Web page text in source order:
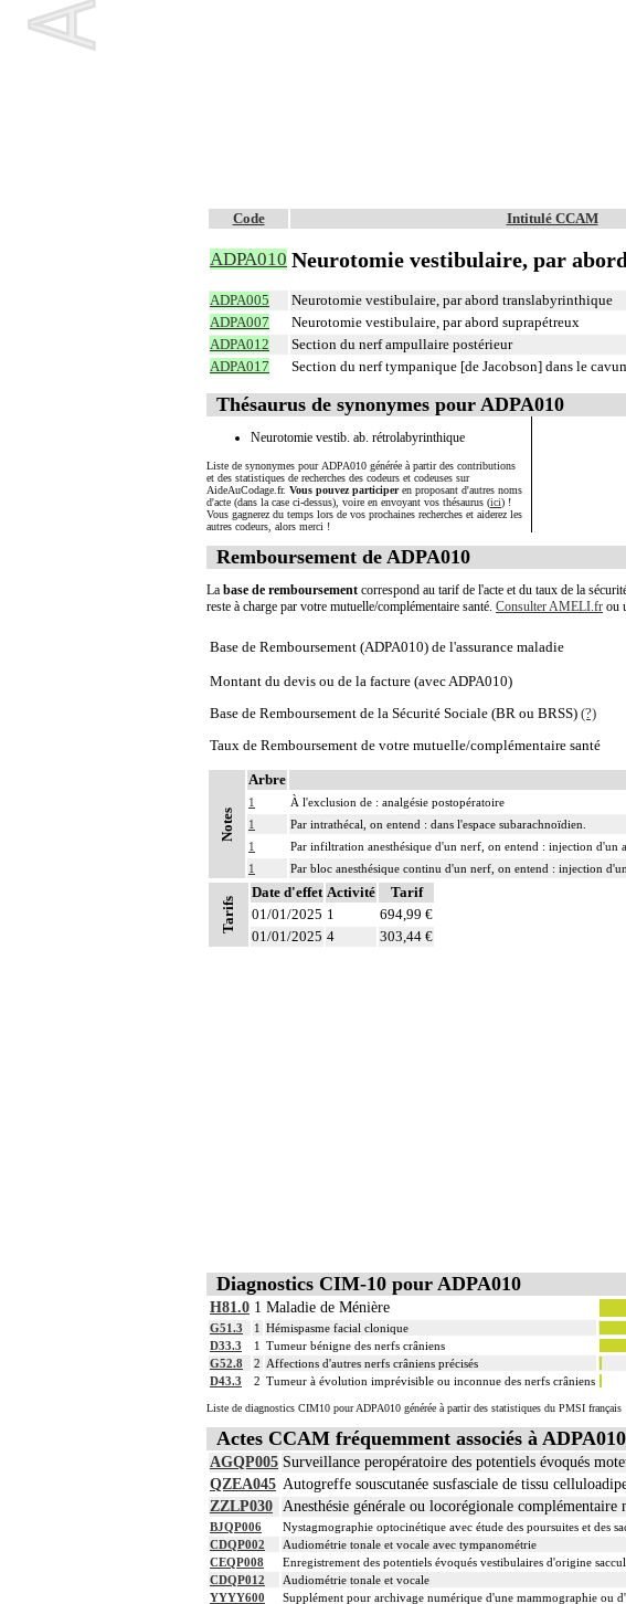
Code Intitulé CCAM
ADPA010 Neurotomie vestibulaire, par
ADPA005 Neurotomie vestibulaire, par abord translabyrinthique
ADPA007
Neurotomie vestibulaire, par abord suprapétreux
ADPA012
Section du nerf ampullaire postérieur
ADPA017
Section du nerf tympanique [de Jacobson] dans le
Thésaurus de synonymes pour ADPA010
Neurotomie vestib. ab. rétrolabyrinthique
Liste de synonymes pour ADPA010 générée à partir des contributions
et des statistiques de recherches des codeurs et codeuses sur
AideAuCodage.fr. Vous pouvez participeren proposant d'autres noms
d'acte (dans la case ci-dessus), voire en envoyant vos thésaurus (ici) !
Vous gagnerez du temps lors de vos prochaines recherches et aiderez les
autres codeurs, alors merci !
Remboursement de ADPA010
La base de remboursement correspond au tarif de l'acte et du taux de la
reste à charge par votre mutuelle/complémentaire santé. Consulter AMELI.fr ou
Base de Remboursement (ADPA010) de l'assurance maladie
Montant du devis ou de la facture (avec ADPA010)
Base de Remboursement de la Sécurité Sociale (BR ou BRSS) (?)
Taux de Remboursement de votre mutuelle/complémentaire santé
Notes
Arbre
1
À l'exclusion de : analgésie postopératoire
1
Par intrathécal, on entend : dans l'espace subarachnoïdien.
1
Par infiltration anesthésique d'un nerf, on entend : injection d'un
1
Par bloc anesthésique continu d'un nerf, on entend : injection
Tarifs
Date d'effet Activité
Tarif
01/01/2025 1
694,99 €
01/01/2025 4 303,44 €
Diagnostics CIM-10 pour ADPA010
H81.0 1 Maladie de Ménière
G51.3 1 Hémispasme facial clonique
D33.3
1 Tumeur bénigne des nerfs crâniens
G52.8
2 Affections d'autres nerfs crâniens précisés
D43.3
2 Tumeur à évolution imprévisible ou inconnue des nerfs crâniens
Liste de diagnostics CIM10 pour ADPA010 générée à partir des statistiques du PMSI français
Actes CCAM fréquemment associés à ADPA010
AGQP005 Surveillance peropératoire des potentiels évoqués
QZEA045 Autogreffe souscutanée susfasciale de tissu
ZZLP030 Anesthésie générale ou locorégionale complémentaire
BJQP006
Nystagmographie optocinétique avec étude des poursuites et des
CDQP002
Audiométrie tonale et vocale avec tympanométrie
CEQP008
Enregistrement des potentiels évoqués vestibulaires d'origine
CDQP012
Audiométrie tonale et vocale
YYYY600
Supplément pour archivage numérique d'une mammographie ou